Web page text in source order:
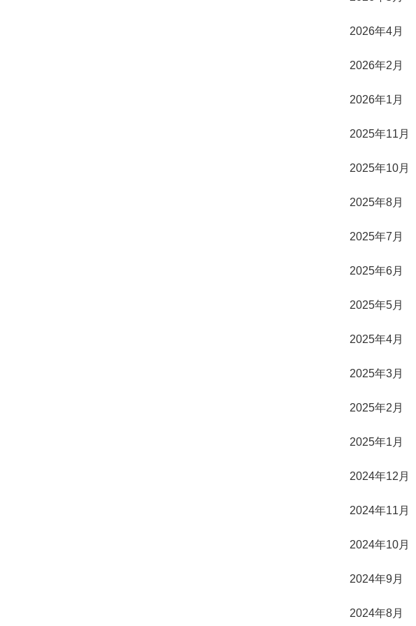
2026年4月
2026年2月
2026年1月
2025年11月
2025年10月
2025年8月
2025年7月
2025年6月
2025年5月
2025年4月
2025年3月
2025年2月
2025年1月
2024年12月
2024年11月
2024年10月
2024年9月
2024年8月